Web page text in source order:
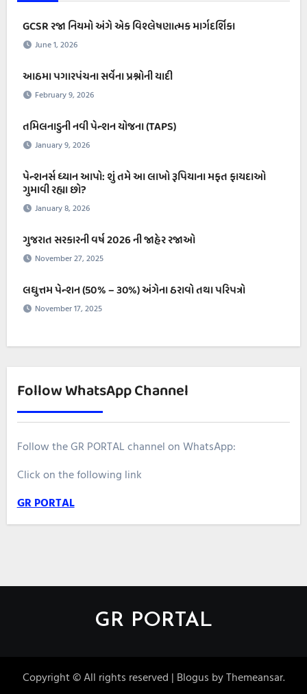
GCSR રજા નિયમો અંગે એક વિશ્લેષણાત્મક માર્ગદર્શિકા
June 1, 2026
આઠમા પગારપંચના સર્વેના પ્રશ્નોની યાદી
February 9, 2026
તમિલનાડુની નવી પેન્શન યોજના (TAPS)
January 9, 2026
પેન્શનર્સ ધ્યાન આપો: શું તમે આ લાખો રૂપિયાના મફત ફાયદાઓ
ગુમાવી રહ્યા છો?
January 8, 2026
ગુજરાત સરકારની વર્ષ 2026 ની જાહેર રજાઓ
November 27, 2025
લઘુત્તમ પેન્શન (50% – ૩૦%) અંગેના ઠરાવો તથા પરિપત્રો
November 17, 2025
Follow WhatsApp Channel
Follow the GR PORTAL channel on WhatsApp:
Click on the following link
GR PORTAL
GR PORTAL
Copyright © All rights reserved | Blogus byThemeansar.